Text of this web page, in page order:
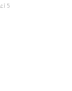
5 أغسطس، 2026